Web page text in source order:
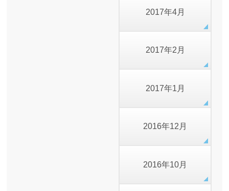
2017年4月
2017年2月
2017年1月
2016年12月
2016年10月